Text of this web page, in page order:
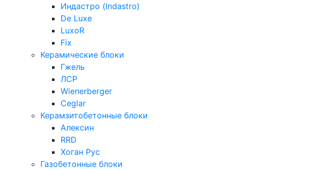
Индастро (Indastro)
De Luxe
LuxoR
Fix
Керамические блоки
Гжель
ЛСР
Wienerberger
Ceglar
Керамзитобетонные блоки
Алексин
RRD
Хоган Рус
Газобетонные блоки